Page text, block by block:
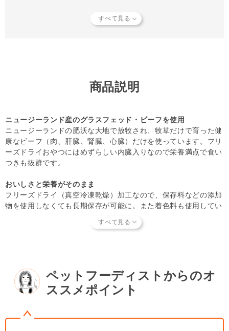
【知っておいていただきたいこと】
す。商品形状のバラつき や商品導入スタンスについて詳しく
はこちらをご覧ください。
【キャンセルについてご注意】
本商品はご注文タイミングやご注文内容によっては、購入履
歴からのご注文キャンセル、 修正を受け付けることができ
(「発送予定日のお知らせメール」をお送りする前であれ
ば、メール・お電話・ マイページにてご注文をキャンセル
いただけます。）
商品説明
ニュージーランド産のグラスフェッド・ビーフを使用
ニュージーランドの肥沃な大地で放牧され、牧草だけで育った健
康なビーフ（肉、肝臓、腎臓、心臓）だけを使っています。フリ
ーズドライおやつにはめずらしい内臓入りなので栄養満点で食い
つきも抜群です。
おいしさと栄養がそのまま
フリーズドライ（真空冷凍乾燥）加工なので、保存料などの添加
物を使用しなくても長期保存が可能に。また着色料も使用してい
はんへのトッピングや手作り食の食材にもぴったり。フリーズド
ライなのでベタつかず、散歩やお出かけ時のおやつやしつけのご
褒美にも最適で、手軽に与えることができます。ひと粒の大きさ
から大型犬まで幅広く楽しめます。また、ふわっと柔らかい食感
ペットフーディストからのオ
ススメポイント